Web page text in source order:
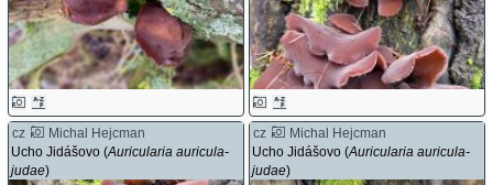
cz
Michal Hejcman
Ucho Jidášovo (Auricularia auricula-
judae)
cz
Michal Hejcman
Ucho Jidášovo (Auricularia auricula-
judae)